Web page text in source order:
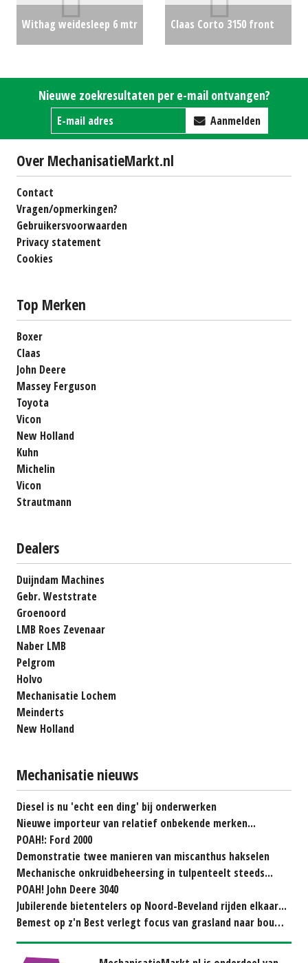
Withag weidesleep 6 mtr
Claas Corto 3150 front
Nieuwe zoekresultaten per e-mail ontvangen?
Aanmelden
Over MechanisatieMarkt.nl
Contact
Vragen/opmerkingen?
Gebruikersvoorwaarden
Privacy statement
Cookies
Top Merken
Boxer
Claas
John Deere
Massey Ferguson
Toyota
Vicon
New Holland
Kuhn
Michelin
Vicon
Strautmann
Dealers
Duijndam Machines
Gebr. Weststrate
Groenoord
LMB Roes Zevenaar
Naber LMB
Pelgrom
Holvo
Mechanisatie Lochem
Meinderts
New Holland
Mechanisatie nieuws
Diesel is nu 'echt een ding' bij onderwerken
Nieuwe importeur van relatief onbekende merken...
POAH!: Ford 2000
Demonstratie twee manieren van miscanthus hakselen
Mechanische onkruidbeheersing in tulpenteelt steeds...
POAH! John Deere 3040
Jubilerende bietentelers op Noord-Beveland rijden elkaar...
Bemest op z'n Best verlegt focus van grasland naar bouwland